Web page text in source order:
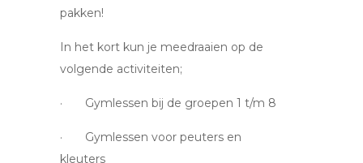
pakken!
In het kort kun je meedraaien op de
volgende activiteiten;
· Gymlessen bij de groepen 1 t/m 8
· Gymlessen voor peuters en
kleuters